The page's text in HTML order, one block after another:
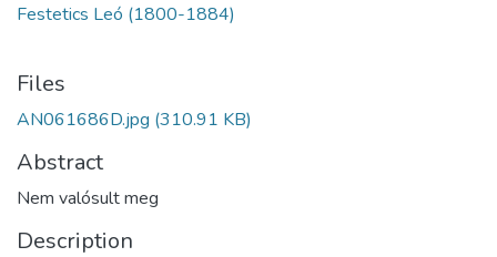
Festetics Leó (1800-1884)
Files
AN061686D.jpg (310.91 KB)
Abstract
Nem valósult meg
Description